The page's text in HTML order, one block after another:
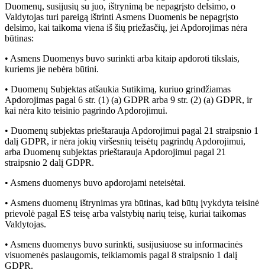
Duomenų, susijusių su juo, ištrynimą be nepagrįsto delsimo, o
Valdytojas turi pareigą ištrinti Asmens Duomenis be nepagrįsto
delsimo, kai taikoma viena iš šių priežasčių, jei Apdorojimas nėra
būtinas:
• Asmens Duomenys buvo surinkti arba kitaip apdoroti tikslais,
kuriems jie nebėra būtini.
• Duomenų Subjektas atšaukia Sutikimą, kuriuo grindžiamas
Apdorojimas pagal 6 str. (1) (a) GDPR arba 9 str. (2) (a) GDPR, ir
kai nėra kito teisinio pagrindo Apdorojimui.
• Duomenų subjektas prieštarauja Apdorojimui pagal 21 straipsnio 1
dalį GDPR, ir nėra jokių viršesnių teisėtų pagrindų Apdorojimui,
arba Duomenų subjektas prieštarauja Apdorojimui pagal 21
straipsnio 2 dalį GDPR.
• Asmens duomenys buvo apdorojami neteisėtai.
• Asmens duomenų ištrynimas yra būtinas, kad būtų įvykdyta teisinė
prievolė pagal ES teisę arba valstybių narių teisę, kuriai taikomas
Valdytojas.
• Asmens duomenys buvo surinkti, susijusiuose su informacinės
visuomenės paslaugomis, teikiamomis pagal 8 straipsnio 1 dalį
GDPR.